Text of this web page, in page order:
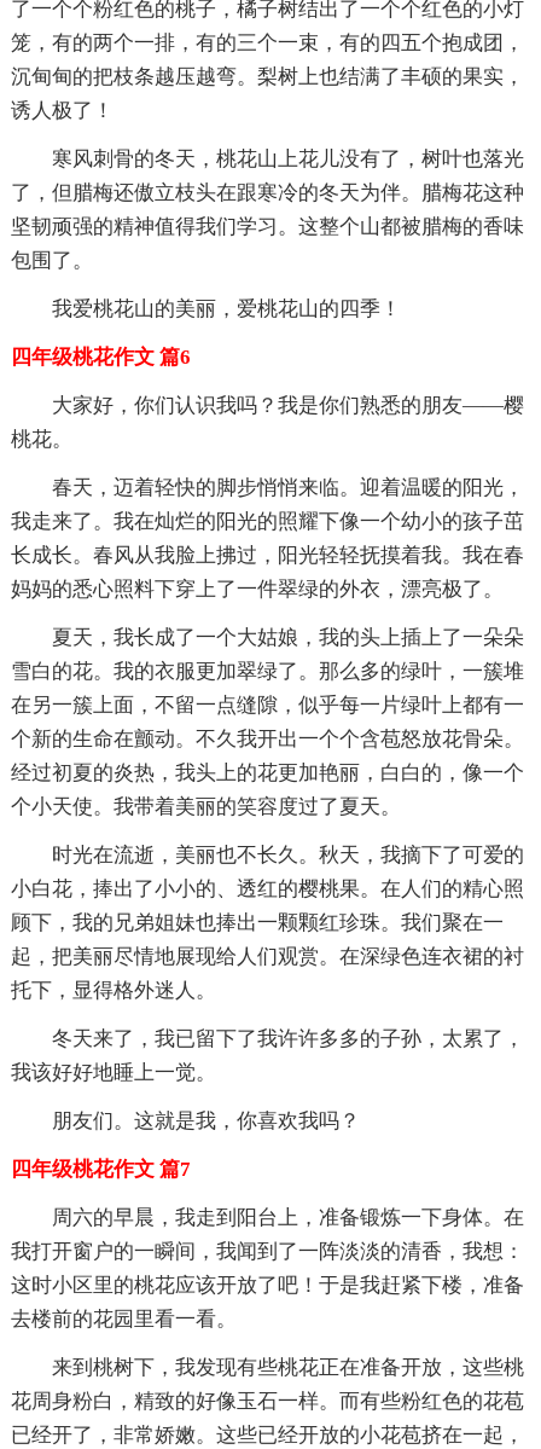
了一个个粉红色的桃子，橘子树结出了一个个红色的小灯
笼，有的两个一排，有的三个一束，有的四五个抱成团，
沉甸甸的把枝条越压越弯。梨树上也结满了丰硕的果实，
诱人极了！
寒风刺骨的冬天，桃花山上花儿没有了，树叶也落光
了，但腊梅还傲立枝头在跟寒冷的冬天为伴。腊梅花这种
坚韧顽强的精神值得我们学习。这整个山都被腊梅的香味
包围了。
我爱桃花山的美丽，爱桃花山的四季！
四年级桃花作文 篇6
大家好，你们认识我吗？我是你们熟悉的朋友——樱
桃花。
春天，迈着轻快的脚步悄悄来临。迎着温暖的阳光，
我走来了。我在灿烂的阳光的照耀下像一个幼小的孩子茁
长成长。春风从我脸上拂过，阳光轻轻抚摸着我。我在春
妈妈的悉心照料下穿上了一件翠绿的外衣，漂亮极了。
夏天，我长成了一个大姑娘，我的头上插上了一朵朵
雪白的花。我的衣服更加翠绿了。那么多的绿叶，一簇堆
在另一簇上面，不留一点缝隙，似乎每一片绿叶上都有一
个新的生命在颤动。不久我开出一个个含苞怒放花骨朵。
经过初夏的炎热，我头上的花更加艳丽，白白的，像一个
个小天使。我带着美丽的笑容度过了夏天。
时光在流逝，美丽也不长久。秋天，我摘下了可爱的
小白花，捧出了小小的、透红的樱桃果。在人们的精心照
顾下，我的兄弟姐妹也捧出一颗颗红珍珠。我们聚在一
起，把美丽尽情地展现给人们观赏。在深绿色连衣裙的衬
托下，显得格外迷人。
冬天来了，我已留下了我许许多多的子孙，太累了，
我该好好地睡上一觉。
朋友们。这就是我，你喜欢我吗？
四年级桃花作文 篇7
周六的早晨，我走到阳台上，准备锻炼一下身体。在
我打开窗户的一瞬间，我闻到了一阵淡淡的清香，我想：
这时小区里的桃花应该开放了吧！于是我赶紧下楼，准备
去楼前的花园里看一看。
来到桃树下，我发现有些桃花正在准备开放，这些桃
花周身粉白，精致的好像玉石一样。而有些粉红色的花苞
已经开了，非常娇嫩。这些已经开放的小花苞挤在一起，